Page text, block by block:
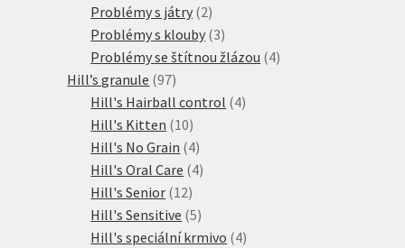
produkty
Problémy s játry 22
produkty
Problémy s klouby 33
produkty
Problémy se štítnou žlázou 44
Hill’s granule 9797
produktů
Hill's Hairball control 44
Hill's Kitten 1010
produktů
Hill's No Grain 44
produkty
Hill's Oral Care 44
Hill's Senior 1212
produktů
Hill's Sensitive 55
produktů
Hill's speciální krmivo 44